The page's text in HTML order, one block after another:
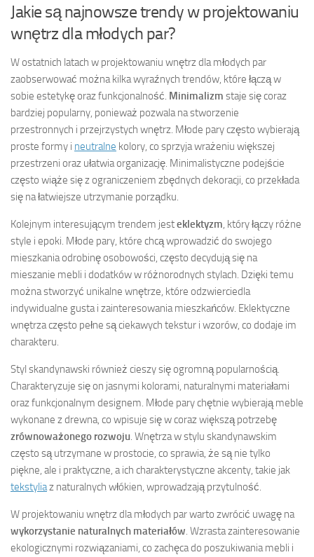
Jakie są najnowsze trendy w projektowaniu
wnętrz dla młodych par?
W ostatnich latach w projektowaniu wnętrz dla młodych par
zaobserwować można kilka wyraźnych trendów, które łączą w
sobie estetykę oraz funkcjonalność. Minimalizm staje się coraz
bardziej popularny, ponieważ pozwala na stworzenie
przestronnych i przejrzystych wnętrz. Młode pary często wybierają
proste formy i neutralne kolory, co sprzyja wrażeniu większej
przestrzeni oraz ułatwia organizację. Minimalistyczne podejście
często wiąże się z ograniczeniem zbędnych dekoracji, co przekłada
się na łatwiejsze utrzymanie porządku.
Kolejnym interesującym trendem jesteklektyzm, który łączy różne
style i epoki. Młode pary, które chcą wprowadzić do swojego
mieszkania odrobinę osobowości, często decydują się na
mieszanie mebli i dodatków w różnorodnych stylach. Dzięki temu
można stworzyć unikalne wnętrze, które odzwierciedla
indywidualne gusta i zainteresowania mieszkańców. Eklektyczne
wnętrza często pełne są ciekawych tekstur i wzorów, co dodaje im
charakteru.
Styl skandynawski również cieszy się ogromną popularnością.
Charakteryzuje się on jasnymi kolorami, naturalnymi materiałami
oraz funkcjonalnym designem. Młode pary chętnie wybierają meble
wykonane z drewna, co wpisuje się w coraz większą potrzebę
zrównoważonego rozwoju. Wnętrza w stylu skandynawskim
często są utrzymane w prostocie, co sprawia, że są nie tylko
piękne, ale i praktyczne, a ich charakterystyczne akcenty, takie jak
tekstyliaz naturalnych włókien, wprowadzają przytulność.
W projektowaniu wnętrz dla młodych par warto zwrócić uwagę na
wykorzystanie naturalnych materiałów. Wzrasta zainteresowanie
ekologicznymi rozwiązaniami, co zachęca do poszukiwania mebli i